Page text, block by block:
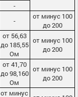
-
-
от минус 100
до 200
от 56,63
до 185,55
Ом
от минус 100
до 200
от 41,70
до 98,160
Ом
от минус 100
до 200
от минус